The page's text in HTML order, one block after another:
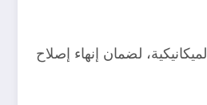
لضمان إنهاء إصلاح